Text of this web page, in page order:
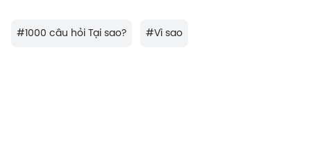
#1000 câu hỏi Tại sao? #Vì sao